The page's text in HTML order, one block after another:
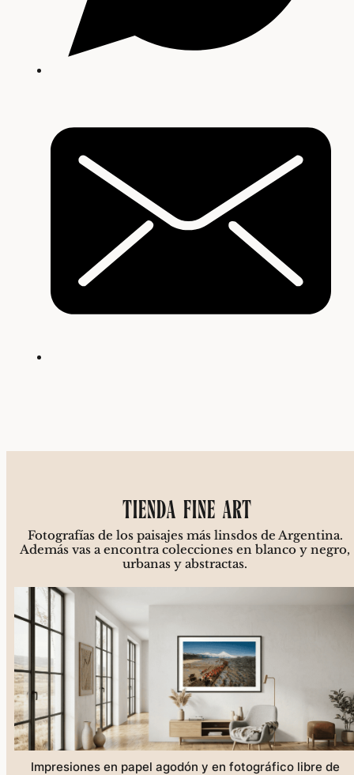
TIENDA FINE ART
Fotografías de los paisajes máslinsdos de Argentina.
Además vas a encontra colecciones en blanco y negro,
urbanas y abstractas.
Impresiones en papel agodón y en fotográfico libre de